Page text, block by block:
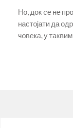
Но, док се не
настојати да
човека, у